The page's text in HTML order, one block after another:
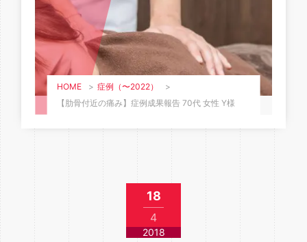
HOME > 症例（〜2022）
>
【肋骨付近の痛み】症例成果報告 70代 女性 Y様
18
4
2018